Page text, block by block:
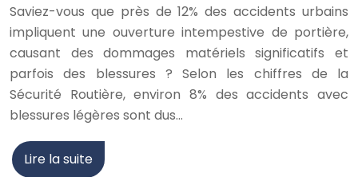
Saviez-vous que près de 12% des accidents urbains
impliquent une ouverture intempestive de portière,
causant des dommages matériels significatifs et
parfois des blessures ? Selon les chiffres de la
Sécurité Routière, environ 8% des accidents avec
blessures légères sont dus…
Lire la suite